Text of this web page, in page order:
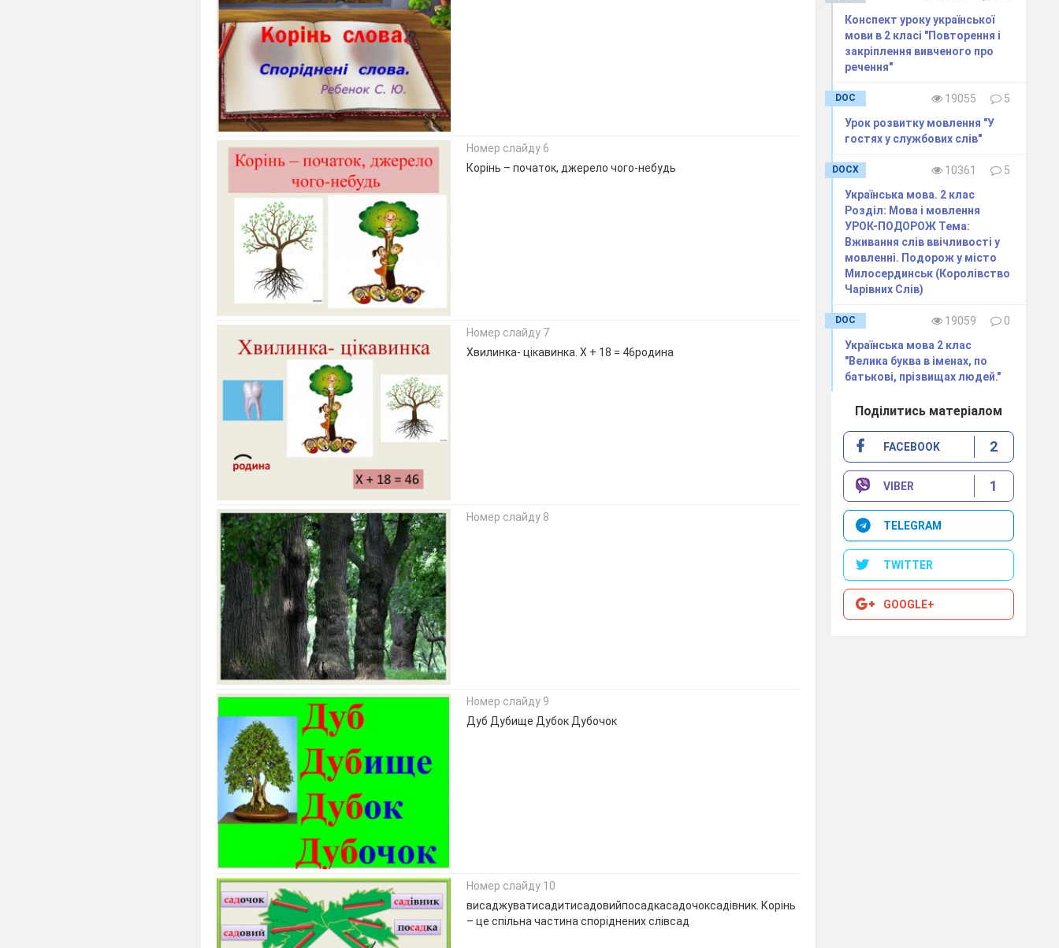
Номер слайду 6
Корінь – початок, джерело чого-небудь
Номер слайду 7
Хвилинка- цікавинка. Х + 18 = 46родина
Номер слайду 8
Номер слайду 9
Дуб Дубище Дубок Дубочок
Номер слайду 10
висаджуватисадитисадовийпосадкасадочоксадівник. Корінь
– це спільна частина споріднених слівсад
Конспект уроку української
мови в 2 класі "Повторення і
закріплення вивченого про
речення"
DOC 19055
5
Урок розвитку мовлення "У
гостях у службових слів"
DOCX 10361
5
Українська мова. 2 клас
Розділ: Мова і мовлення
УРОК-ПОДОРОЖ Тема:
Вживання слів ввічливості у
мовленні. Подорож у місто
Милосердинськ (Королівство
Чарівних Слів)
DOC 19059
0
Українська мова 2 клас
"Велика буква в іменах, по
батькові, прізвищах людей."
Поділитись матеріалом
FACEBOOK 2
VIBER 1
TELEGRAM
TWITTER
GOOGLE+